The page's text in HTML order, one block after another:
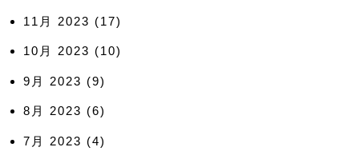
11月 2023 (17)
10月 2023 (10)
9月 2023 (9)
8月 2023 (6)
7月 2023 (4)